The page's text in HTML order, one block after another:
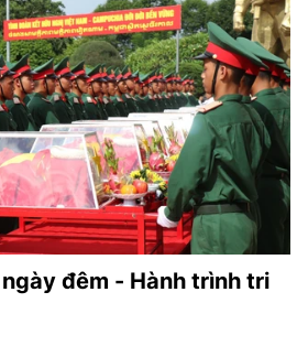
đêm - Hành trình tri